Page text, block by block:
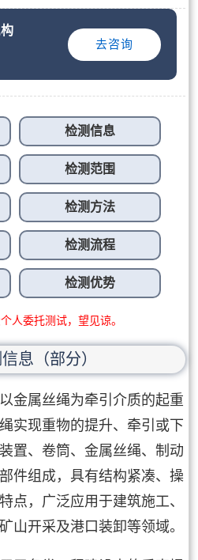
去咨询
检测信息
检测范围
检测方法
检测流程
检测优势
人委托测试，望见谅。
息（部分）
金属丝绳为牵引介质的起重
实现重物的提升、牵引或下
置、卷筒、金属丝绳、制动
件组成，具有结构紧凑、操
点，广泛应用于建筑施工、
山开采及港口装卸等领域。